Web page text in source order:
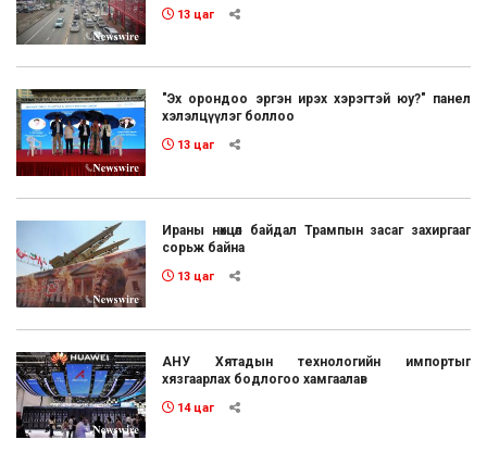
13 цаг
"Эх орондоо эргэн ирэх хэрэгтэй юу?" панел
хэлэлцүүлэг боллоо
13 цаг
Ираны нөхцөл байдал Трампын засаг захиргааг
сорьж байна
13 цаг
АНУ Хятадын технологийн импортыг
хязгаарлах бодлогоо хамгаалав
14 цаг